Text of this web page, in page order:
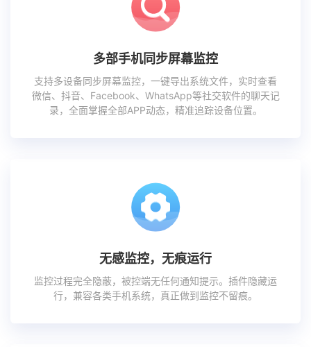
多部手机同步屏幕监控
支持多设备同步屏幕监控，一键导出系统文件，实时查看
微信、抖音、Facebook、WhatsApp等社交软件的聊天记
录，全面掌握全部APP动态，精准追踪设备位置。
无感监控，无痕运行
监控过程完全隐蔽，被控端无任何通知提示。插件隐藏运
行，兼容各类手机系统，真正做到监控不留痕。